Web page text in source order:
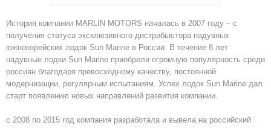
История компании MARLIN MOTORS началась в 2007 году – с
получения статуса эксклюзивного дистрибьютора надувных
южнокорейских лодок Sun Marine в России. В течение 8 лет
надувные лодки Sun Marine приобрели огромную популярность среди
россиян благодаря превосходному качеству, постоянной
модернизации, регулярным испытаниям. Успех лодок Sun Marine дал
старт появлению новых направлений развития компании.
с 2008 по 2015 год компания разработала и вывела на российский